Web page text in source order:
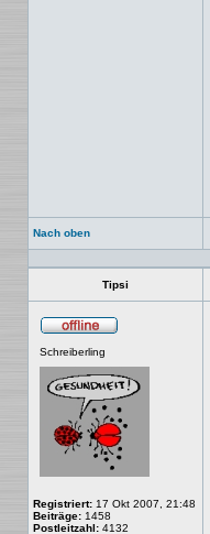
Nach oben
Tipsi
Schreiberling
Registriert: 17 Okt 2007, 21:48
Beiträge: 1458
Postleitzahl: 4132